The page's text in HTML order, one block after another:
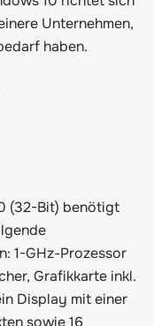
Unternehmen,
haben.
(32-Bit) benötigt
1-GHz-Prozessor
Grafikkarte inkl.
Display mit einer
sowie 16